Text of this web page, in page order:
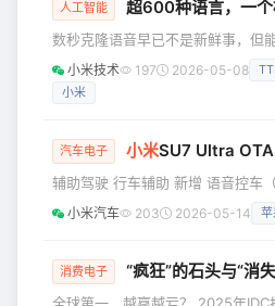
Robotics-0 在全球开发者手中释放
“开箱即用”的生产力利器，今天我
家带来新的能力演示并正式发布
Robotics-0 真机后训练（
人工智能 超600种语言，一个模型全
数秒克隆语音早已不是新鲜事，但
盖600+语种的语音克隆 TTS 模型，
见过吗！主流音色克隆 TTS 模型的
小米AI实验室新一代Kaldi团队全新
OmniVoice，以创新的极简架构打破
一局限，不仅在中英文场景达到顶
能，更在多语言任务中展现出超越商
的语音克隆 TTS 模型，在
小米技术 197 2026-05-08
小米
汽车电子 小米SU7 Ultra OTA
辅助驾驶 行车辅助 新增 语音控车
现车辆横向和纵向的控制，更便捷
并在人工通道岗亭附近停车，驾驶
时准备控制车辆 优化 车位到车位
小米汽车 203 2026-05-14
消费电子 “疯狂”的石头与“消失”的